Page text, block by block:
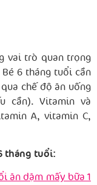
vai trò quan trọng
6 tháng tuổi cần
chế độ ăn uống
cần). Vitamin và
A, vitamin C,
tháng tuổi:
ăn dặm mấy bữa 1